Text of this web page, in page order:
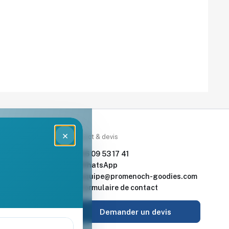
× Contact & devis
06 09 53 17 41
WhatsApp
equipe@promenoch-goodies.com
Formulaire de contact
Demander un devis